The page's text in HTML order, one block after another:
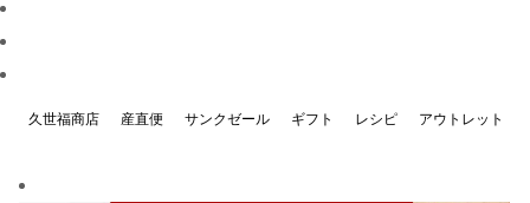
久世福商店 産直便 サンクゼール ギフト レシピ アウトレット